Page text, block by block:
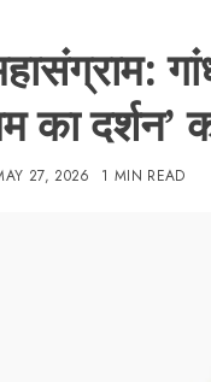
का दर्शन’
27, 2026 1 MIN READ